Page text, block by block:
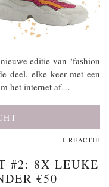
editie van ‘fashion
deel, elke keer met een
het internet af…
1 REACTIE
#2: 8X LEUKE
€50